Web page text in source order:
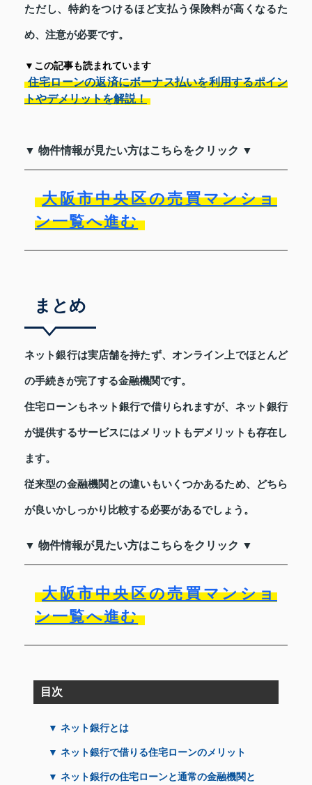
ただし、特約をつけるほど支払う保険料が高くなるた
め、注意が必要です。
▼この記事も読まれています
住宅ローンの返済にボーナス払いを利用するポイン
トやデメリットを解説！
▼ 物件情報が見たい方はこちらをクリック ▼
大阪市中央区の売買マンショ
ン一覧へ進む
まとめ
ネット銀行は実店舗を持たず、オンライン上でほとんど
の手続きが完了する金融機関です。
住宅ローンもネット銀行で借りられますが、ネット銀行
が提供するサービスにはメリットもデメリットも存在し
ます。
従来型の金融機関との違いもいくつかあるため、どちら
が良いかしっかり比較する必要があるでしょう。
▼ 物件情報が見たい方はこちらをクリック ▼
大阪市中央区の売買マンショ
ン一覧へ進む
目次
▼ ネット銀行とは
▼ ネット銀行で借りる住宅ローンのメリット
▼ ネット銀行の住宅ローンと通常の金融機関と